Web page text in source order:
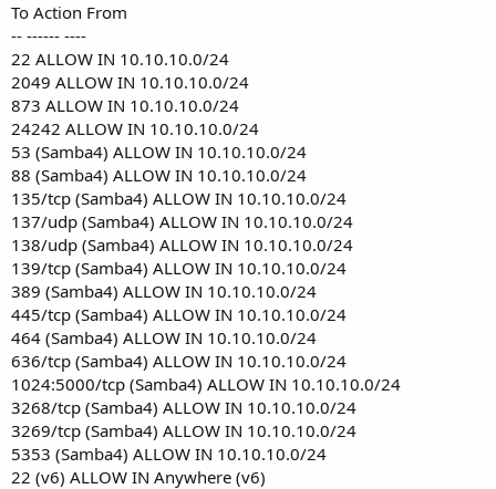
To Action From
-- ------ ----
22 ALLOW IN 10.10.10.0/24
2049 ALLOW IN 10.10.10.0/24
873 ALLOW IN 10.10.10.0/24
24242 ALLOW IN 10.10.10.0/24
53 (Samba4) ALLOW IN 10.10.10.0/24
88 (Samba4) ALLOW IN 10.10.10.0/24
135/tcp (Samba4) ALLOW IN 10.10.10.0/24
137/udp (Samba4) ALLOW IN 10.10.10.0/24
138/udp (Samba4) ALLOW IN 10.10.10.0/24
139/tcp (Samba4) ALLOW IN 10.10.10.0/24
389 (Samba4) ALLOW IN 10.10.10.0/24
445/tcp (Samba4) ALLOW IN 10.10.10.0/24
464 (Samba4) ALLOW IN 10.10.10.0/24
636/tcp (Samba4) ALLOW IN 10.10.10.0/24
1024:5000/tcp (Samba4) ALLOW IN 10.10.10.0/24
3268/tcp (Samba4) ALLOW IN 10.10.10.0/24
3269/tcp (Samba4) ALLOW IN 10.10.10.0/24
5353 (Samba4) ALLOW IN 10.10.10.0/24
22 (v6) ALLOW IN Anywhere (v6)